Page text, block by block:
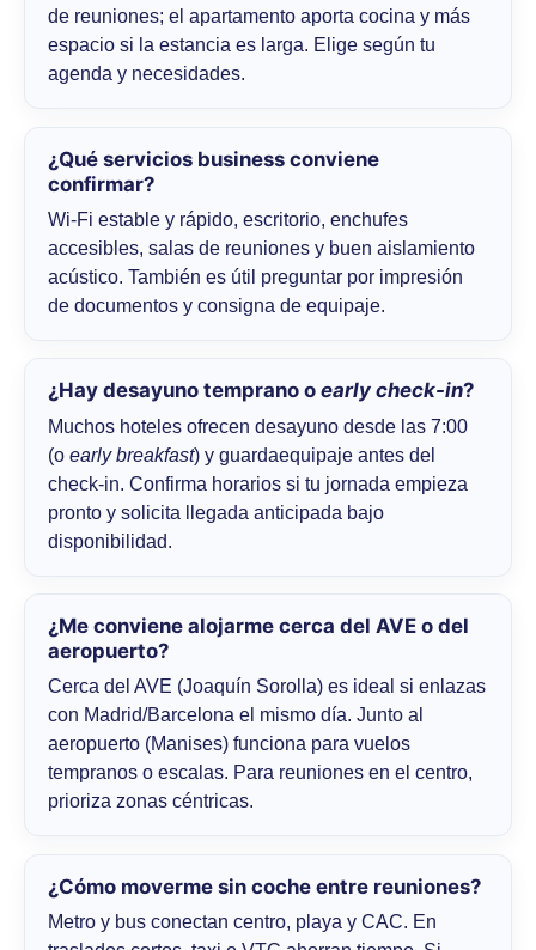
de reuniones; el apartamento aporta cocina y más
espacio si la estancia es larga. Elige según tu
agenda y necesidades.
¿Qué servicios business conviene
confirmar?
Wi-Fi estable y rápido, escritorio, enchufes
accesibles, salas de reuniones y buen aislamiento
acústico. También es útil preguntar por impresión
de documentos y consigna de equipaje.
¿Hay desayuno temprano oearly check-in?
Muchos hoteles ofrecen desayuno desde las 7:00
(oearly breakfast) y guardaequipaje antes del
check-in. Confirma horarios si tu jornada empieza
pronto y solicita llegada anticipada bajo
disponibilidad.
¿Me conviene alojarme cerca del AVE o del
aeropuerto?
Cerca del AVE (Joaquín Sorolla) es ideal si enlazas
con Madrid/Barcelona el mismo día. Junto al
aeropuerto (Manises) funciona para vuelos
tempranos o escalas. Para reuniones en el centro,
prioriza zonas céntricas.
¿Cómo moverme sin coche entre reuniones?
Metro y bus conectan centro, playa y CAC. En